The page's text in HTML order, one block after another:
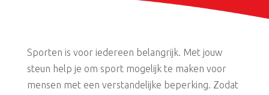
Sporten is voor iedereen belangrijk. Met jouw
steun help je om sport mogelijk te maken voor
mensen met een verstandelijke beperking. Zodat